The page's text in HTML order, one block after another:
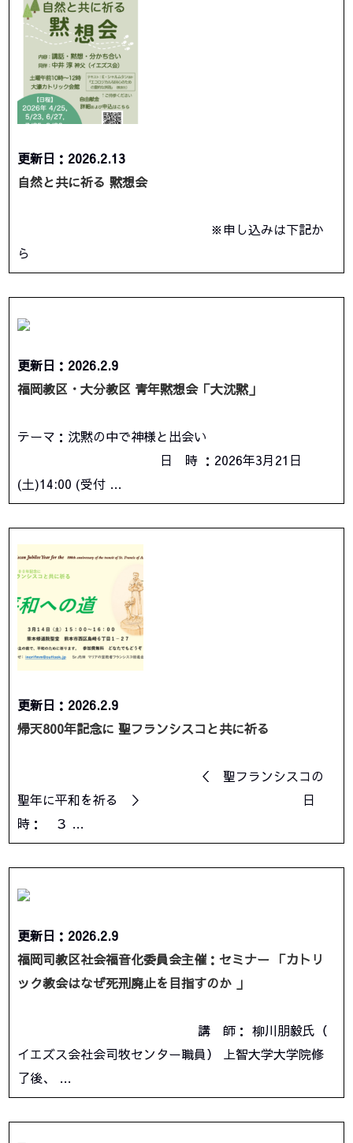
更新日：2026.2.13
自然と共に祈る 黙想会
※申し込みは下記か
ら
更新日：2026.2.9
福岡教区・大分教区 青年黙想会「大沈黙」
テーマ：沈黙の中で神様と出会い
日 時 ：2026年3月21日
(土)14:00 (受付 …
更新日：2026.2.9
帰天800年記念に 聖フランシスコと共に祈る
＜ 聖フランシスコの
聖年に平和を祈る ＞ 日
時： ３ …
更新日：2026.2.9
福岡司教区社会福音化委員会主催：セミナー 「カトリ
ック教会はなぜ死刑廃止を目指すのか 」
講 師： 柳川朋毅氏（
イエズス会社会司牧センター職員） 上智大学大学院修
了後、 …